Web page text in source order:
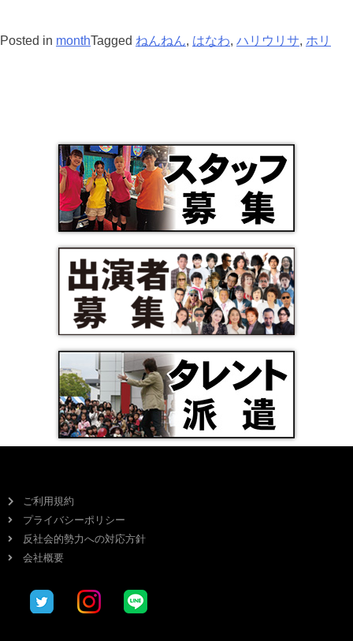
Posted in monthTagged ねんねん, はなわ, ハリウリサ, ホリ
ご利用規約
プライバシーポリシー
反社会的勢力への対応方針
会社概要